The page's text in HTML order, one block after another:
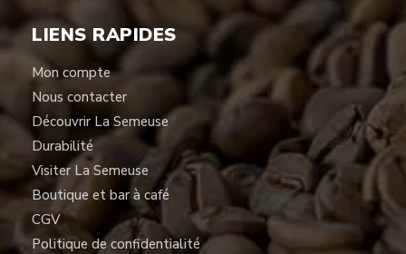
LIENS RAPIDES
Mon compte
Nous contacter
Découvrir La Semeuse
Durabilité
Visiter La Semeuse
Boutique et bar à café
CGV
Politique de confidentialité